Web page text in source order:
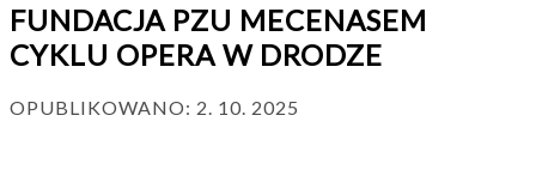
FUNDACJA PZU MECENASEM
CYKLU OPERA W DRODZE
OPUBLIKOWANO: 2. 10. 2025